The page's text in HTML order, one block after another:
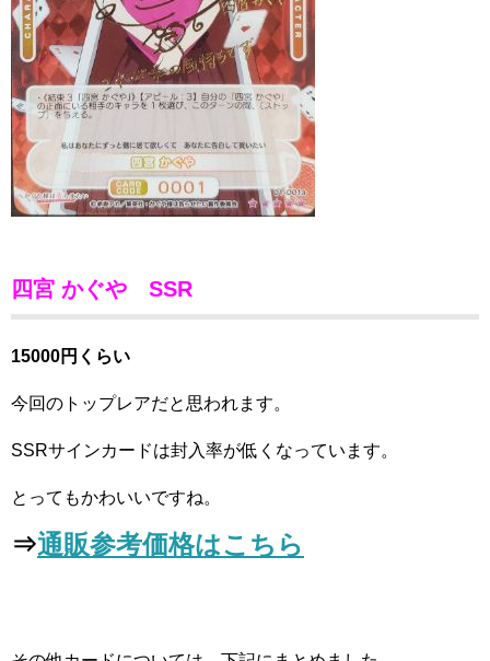
四宮 かぐや SSR
15000円くらい
今回のトップレアだと思われます。
SSRサインカードは封入率が低くなっています。
とってもかわいいですね。
⇒通販参考価格はこちら